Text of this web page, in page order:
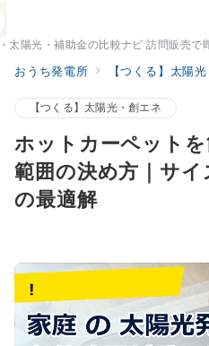
太陽光・補助金の比較ナビ 訪問販売
おうち発電所 【つくる】太陽
【つくる】太陽光・創エネ
ホットカーペット
範囲の決め方｜サ
の最適解